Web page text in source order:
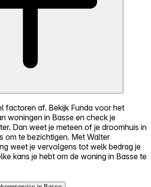
factoren af. Bekijk Funda voor het
woningen in Basse en check je
Dan weet je meteen of je droomhuis in
om te bezichtigen. Met Walter
weet je vervolgens tot welk bedrag je
kans je hebt om de woning in Basse te